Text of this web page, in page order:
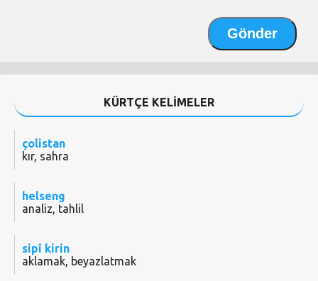
KÜRTÇE KELİMELER
çolistan
kır, sahra
helseng
analiz, tahlil
sipî kirin
aklamak, beyazlatmak